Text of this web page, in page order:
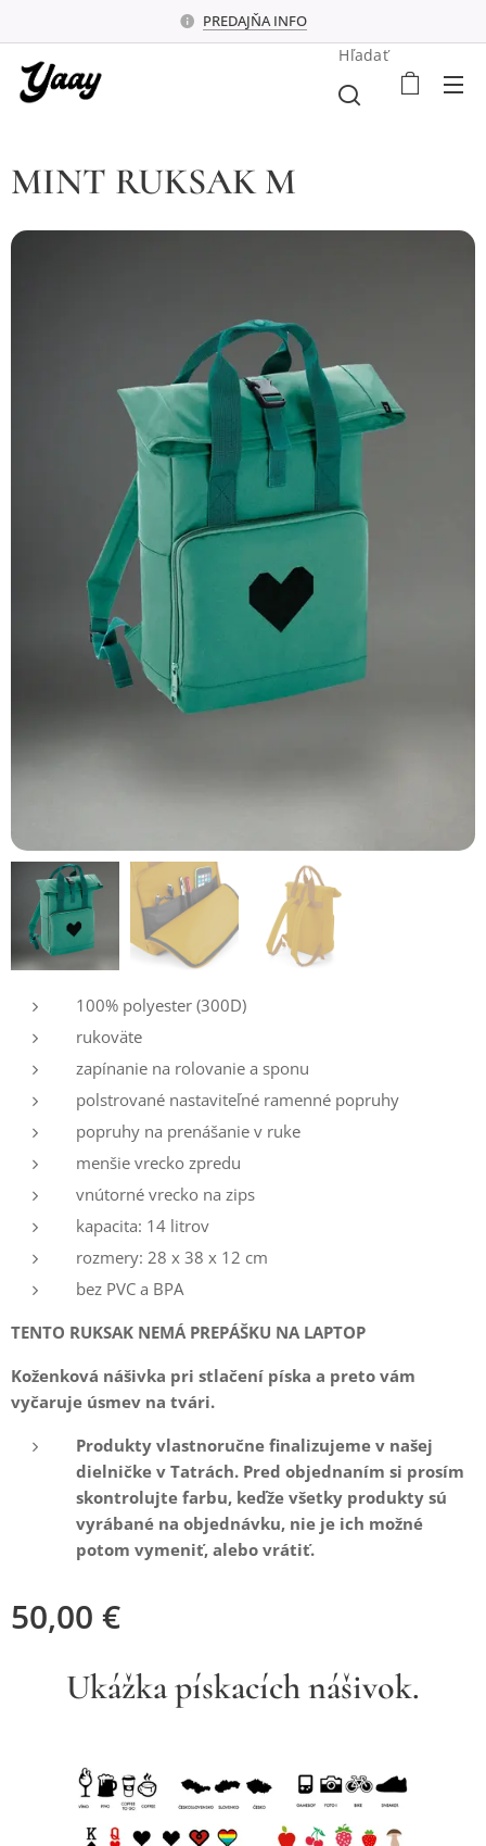
PREDAJŇA INFO
Hľadať
MINT RUKSAK M
100% polyester (300D)
rukoväte
zapínanie na rolovanie a sponu
polstrované nastaviteľné ramenné popruhy
popruhy na prenášanie v ruke
menšie vrecko zpredu
vnútorné vrecko na zips
kapacita: 14 litrov
rozmery: 28 x 38 x 12 cm
bez PVC a BPA
TENTO RUKSAK NEMÁ PREPÁŠKU NA LAPTOP
Koženková nášivka pri stlačení píska a preto vám
vyčaruje úsmev na tvári.
Produkty vlastnoručne finalizujeme v našej
dielničke v Tatrách. Pred objednaním si prosím
skontrolujte farbu, keďže všetky produkty sú
vyrábané na objednávku, nie je ich možné
potom vymeniť, alebo vrátiť.
50,00 €
Ukážka pískacích nášivok.